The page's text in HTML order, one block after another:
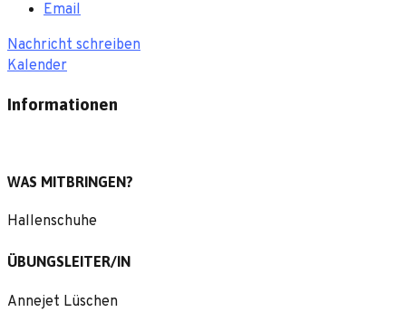
Email
Nachricht schreiben
Kalender
Informationen
WAS MITBRINGEN?
Hallenschuhe
ÜBUNGSLEITER/IN
Annejet Lüschen